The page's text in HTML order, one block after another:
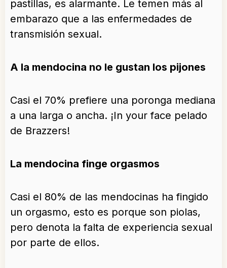
pastillas, es alarmante. Le temen más al
embarazo que a las enfermedades de
transmisión sexual.
A la mendocina no le gustan los pijones
Casi el 70% prefiere una poronga mediana
a una larga o ancha. ¡In your face pelado
de Brazzers!
La mendocina finge orgasmos
Casi el 80% de las mendocinas ha fingido
un orgasmo, esto es porque son piolas,
pero denota la falta de experiencia sexual
por parte de ellos.